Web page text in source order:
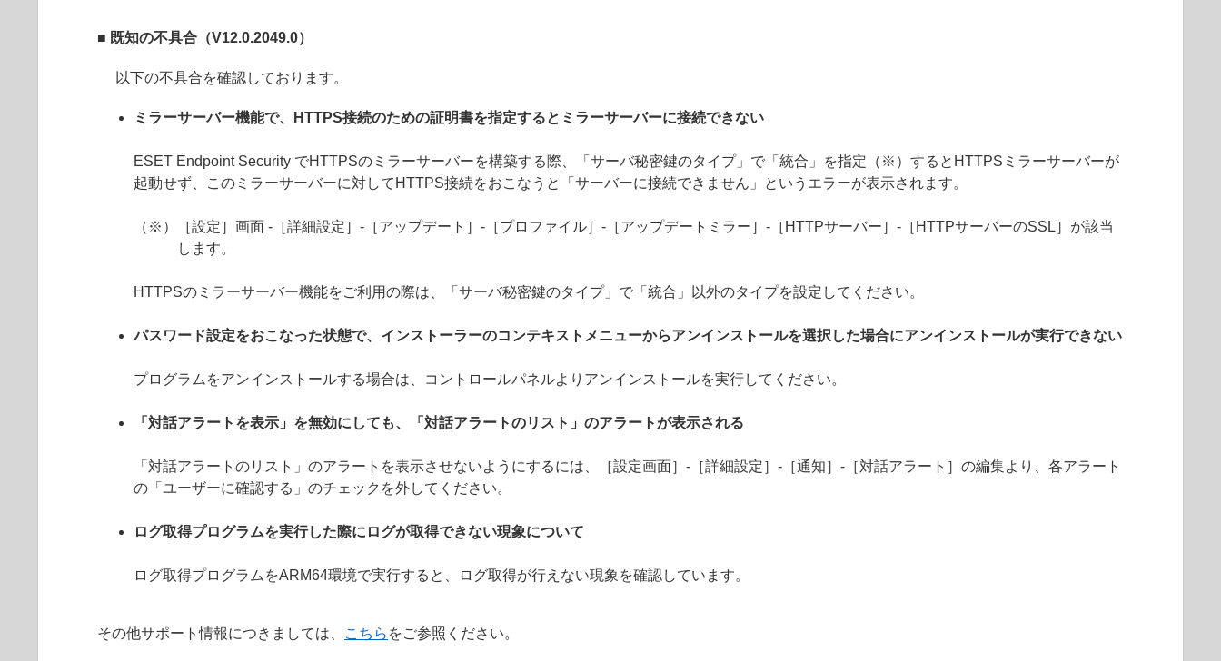
■ 既知の不具合（V12.0.2049.0）
以下の不具合を確認しております。
ミラーサーバー機能で、HTTPS接続のための証明書を指定するとミラーサーバーに接続できない
ESET Endpoint Security でHTTPSのミラーサーバーを構築する際、「サーバ秘密鍵のタイプ」で「統合」を指定（※）するとHTTPSミラーサーバーが
起動せず、このミラーサーバーに対してHTTPS接続をおこなうと「サーバーに接続できません」というエラーが表示されます。
（※）［設定］画面 -［詳細設定］-［アップデート］-［プロファイル］-［アップデートミラー］-［HTTPサーバー］-［HTTPサーバーのSSL］が該当
します。
HTTPSのミラーサーバー機能をご利用の際は、「サーバ秘密鍵のタイプ」で「統合」以外のタイプを設定してください。
パスワード設定をおこなった状態で、インストーラーのコンテキストメニューからアンインストールを選択した場合にアンインストールが実行できない
プログラムをアンインストールする場合は、コントロールパネルよりアンインストールを実行してください。
「対話アラートを表示」を無効にしても、「対話アラートのリスト」のアラートが表示される
「対話アラートのリスト」のアラートを表示させないようにするには、［設定画面］-［詳細設定］-［通知］-［対話アラート］の編集より、各アラート
の「ユーザーに確認する」のチェックを外してください。
ログ取得プログラムを実行した際にログが取得できない現象について
ログ取得プログラムをARM64環境で実行すると、ログ取得が行えない現象を確認しています。
その他サポート情報につきましては、 こちら をご参照ください。